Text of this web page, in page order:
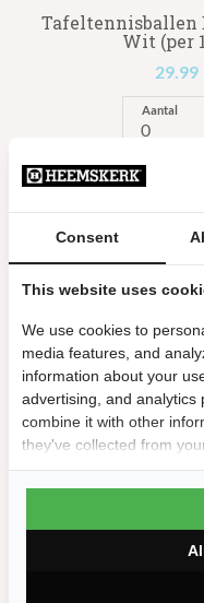
Tafeltennisballen
Wit (per
29.99
Aantal
Consent
This website uses
We use cookies to
media features, and
information about your
advertising, and
combine it with other
they've collected from